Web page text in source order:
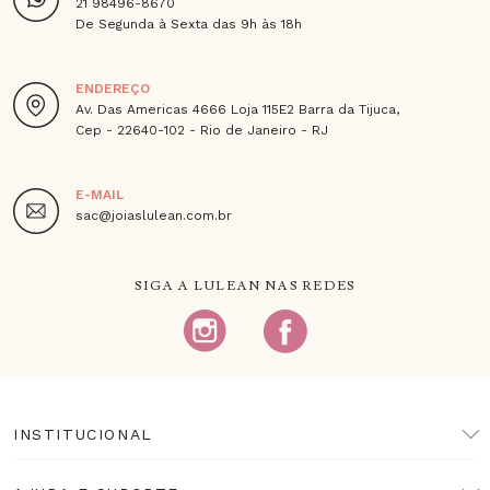
21 98496-8670
De Segunda à Sexta das 9h às 18h
ENDEREÇO
Av. Das Americas 4666 Loja 115E2 Barra da Tijuca,
Cep - 22640-102 - Rio de Janeiro - RJ
E-MAIL
sac@joiaslulean.com.br
SIGA A LULEAN NAS REDES
INSTITUCIONAL